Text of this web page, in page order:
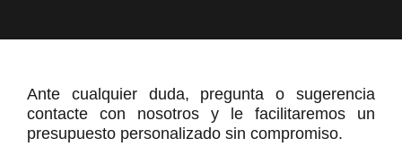
Ante cualquier duda, pregunta o sugerencia
contacte con nosotros y le facilitaremos un
presupuesto personalizado sin compromiso.